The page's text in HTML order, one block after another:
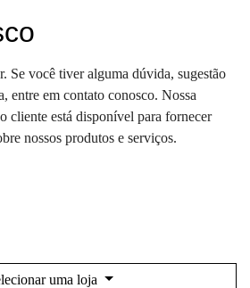
Se você tiver alguma dúvida, sugestão
entre em contato conosco. Nossa
cliente está disponível para fornecer
nossos produtos e serviços.
uma loja